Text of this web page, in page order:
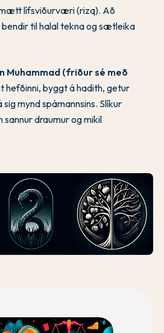
lífsviðurværi (rizq). Að
til halal tekna og sætleika
Muhammad (friður sé með
hefðinni, byggt á hadith, getur
mynd spámannsins. Slíkur
sannur draumur og mikil